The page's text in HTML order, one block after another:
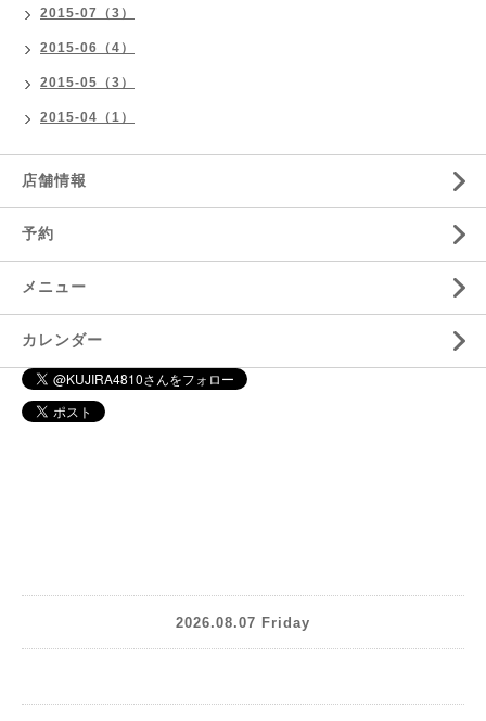
2015-07（3）
2015-06（4）
2015-05（3）
2015-04（1）
店舗情報
予約
メニュー
カレンダー
2026.08.07 Friday